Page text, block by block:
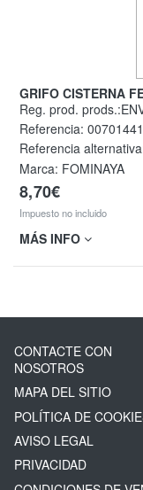
GRIFO CISTERNA
Reg. prod.
Referencia:
Referencia
Marca: FOMINAYA
8,70€
Impuesto no incluido
MÁS INFO
CONTACTE CON
NOSOTROS
MAPA DEL SITIO
POLÍTICA DE
AVISO LEGAL
PRIVACIDAD